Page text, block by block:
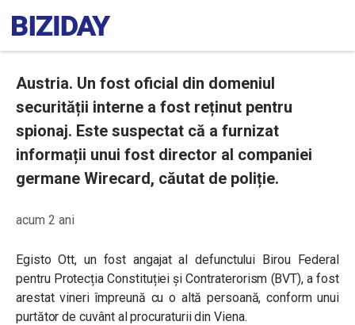
Austria. Un fost oficial din domeniul
securității interne a fost reținut pentru
spionaj. Este suspectat că a furnizat
informații unui fost director al companiei
germane Wirecard, căutat de poliție.
acum 2 ani
Egisto Ott, un fost angajat al defunctului Birou Federal
pentru Protecția Constituției și Contraterorism (BVT), a fost
arestat vineri împreună cu o altă persoană, conform unui
purtător de cuvânt al procuraturii din Viena.